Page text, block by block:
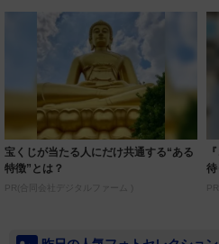
宝くじが当たる人にだけ共通する“ある
特徴”とは？
PR(合同会社デジタルファーム )